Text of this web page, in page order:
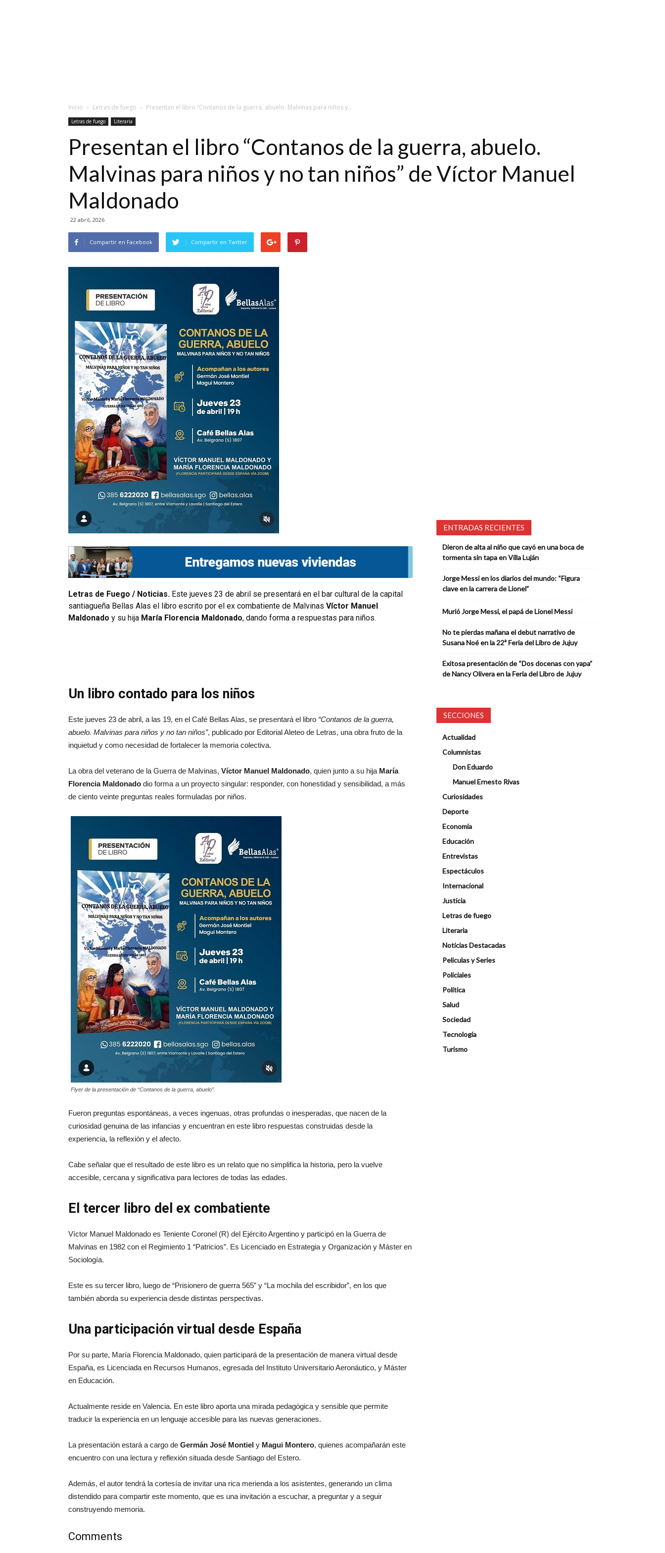
Inicio Letras de fuego Presentan el libro “Contanos de la guerra, abuelo. Malvinas para niños y...
Letras de fuego Literaria
Presentan el libro “Contanos de la guerra, abuelo.
Malvinas para niños y no tan niños” de Víctor Manuel
Maldonado
22 abril, 2026
Compartir en Facebook Compartir en Twitter
Letras de Fuego / Noticias. Este jueves 23 de abril se presentará en el bar cultural de la capital
santiagueña Bellas Alas el libro escrito por el ex combatiente de Malvinas Víctor Manuel
Maldonado y su hija María Florencia Maldonado, dando forma a respuestas para niños.
Un libro contado para los niños
Este jueves 23 de abril, a las 19, en el Café Bellas Alas, se presentará el libro “Contanos de la guerra,
abuelo. Malvinas para niños y no tan niños”, publicado por Editorial Aleteo de Letras, una obra fruto de la
inquietud y como necesidad de fortalecer la memoria colectiva.
La obra del veterano de la Guerra de Malvinas, Víctor Manuel Maldonado, quien junto a su hija María
Florencia Maldonado dio forma a un proyecto singular: responder, con honestidad y sensibilidad, a más
de ciento veinte preguntas reales formuladas por niños.
Flyer de la presentación de “Contanos de la guerra, abuelo”.
Fueron preguntas espontáneas, a veces ingenuas, otras profundas o inesperadas, que nacen de la
curiosidad genuina de las infancias y encuentran en este libro respuestas construidas desde la
experiencia, la reflexión y el afecto.
Cabe señalar que el resultado de este libro es un relato que no simplifica la historia, pero la vuelve
accesible, cercana y significativa para lectores de todas las edades.
El tercer libro del ex combatiente
Víctor Manuel Maldonado es Teniente Coronel (R) del Ejército Argentino y participó en la Guerra de
Malvinas en 1982 con el Regimiento 1 “Patricios”. Es Licenciado en Estrategia y Organización y Máster en
Sociología.
Este es su tercer libro, luego de “Prisionero de guerra 565” y “La mochila del escribidor”, en los que
también aborda su experiencia desde distintas perspectivas.
Una participación virtual desde España
Por su parte, María Florencia Maldonado, quien participará de la presentación de manera virtual desde
España, es Licenciada en Recursos Humanos, egresada del Instituto Universitario Aeronáutico, y Máster
en Educación.
Actualmente reside en Valencia. En este libro aporta una mirada pedagógica y sensible que permite
traducir la experiencia en un lenguaje accesible para las nuevas generaciones.
La presentación estará a cargo de Germán José Montiel y Magui Montero, quienes acompañarán este
encuentro con una lectura y reflexión situada desde Santiago del Estero.
Además, el autor tendrá la cortesía de invitar una rica merienda a los asistentes, generando un clima
distendido para compartir este momento, que es una invitación a escuchar, a preguntar y a seguir
construyendo memoria.
Comments
ENTRADAS RECIENTES
Dieron de alta al niño que cayó en una boca de
tormenta sin tapa en Villa Luján
Jorge Messi en los diarios del mundo: “Figura
clave en la carrera de Lionel”
Murió Jorge Messi, el papá de Lionel Messi
No te pierdas mañana el debut narrativo de
Susana Noé en la 22ª Feria del Libro de Jujuy
Exitosa presentación de “Dos docenas con yapa”
de Nancy Olivera en la Feria del Libro de Jujuy
SECCIONES
Actualidad
Columnistas
Don Eduardo
Manuel Ernesto Rivas
Curiosidades
Deporte
Economía
Educación
Entrevistas
Espectáculos
Internacional
Justicia
Letras de fuego
Literaria
Noticias Destacadas
Peliculas y Series
Policiales
Política
Salud
Sociedad
Tecnología
Turismo